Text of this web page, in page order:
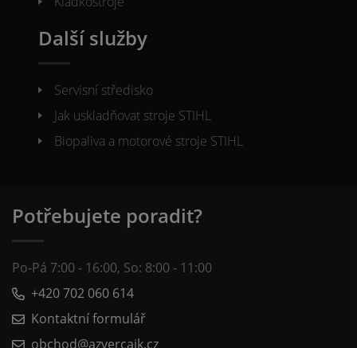
Další služby
Servisní středisko
Jak uskladňovat stroje STIHL
Biopaliva a motorové stroje STIHL
Potřebujete poradit?
Po-Pá 7:00 - 16:00, So: 8:00 - 11:00
+420 702 060 614
Kontaktní formulář
obchod@azvercajk.cz